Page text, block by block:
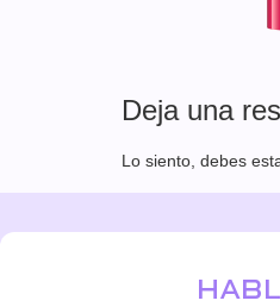
Deja una
Lo siento, debes